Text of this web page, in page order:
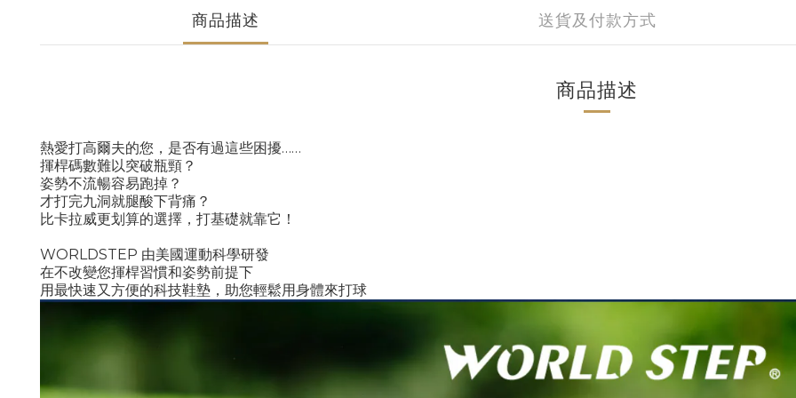
商品描述 送貨及付款方式
商品描述
熱愛打高爾夫的您，是否有過這些困擾……
揮桿碼數難以突破瓶頸？
姿勢不流暢容易跑掉？
才打完九洞就腿酸下背痛？
比卡拉威更划算的選擇，打基礎就靠它！
WORLDSTEP 由美國運動科學研發
在不改變您揮桿習慣和姿勢前提下
用最快速又方便的科技鞋墊，助您輕鬆用身體來打球